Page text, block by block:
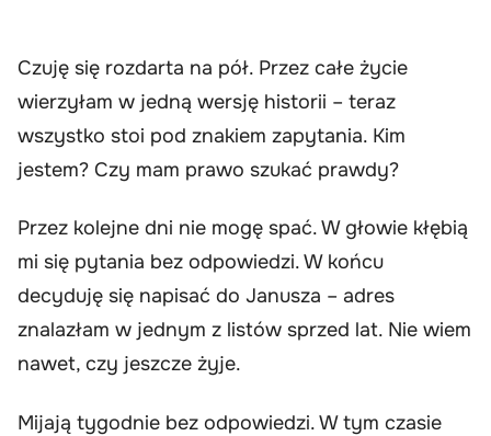
Czuję się rozdarta na pół. Przez całe życie
wierzyłam w jedną wersję historii – teraz
wszystko stoi pod znakiem zapytania. Kim
jestem? Czy mam prawo szukać prawdy?
Przez kolejne dni nie mogę spać. W głowie kłębią
mi się pytania bez odpowiedzi. W końcu
decyduję się napisać do Janusza – adres
znalazłam w jednym z listów sprzed lat. Nie wiem
nawet, czy jeszcze żyje.
Mijają tygodnie bez odpowiedzi. W tym czasie